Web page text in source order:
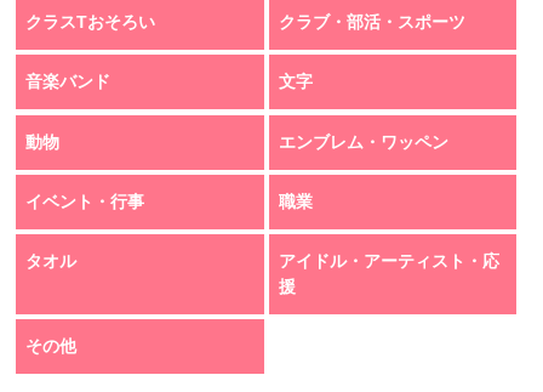
クラスTおそろい クラブ・部活・スポーツ
音楽バンド 文字
動物 エンブレム・ワッペン
イベント・行事 職業
タオル
アイドル・アーティスト・応
援
その他